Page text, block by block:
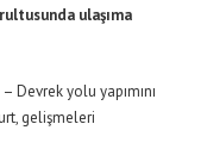
ulaşıma
Devrek yolu yapımını
gelişmeleri